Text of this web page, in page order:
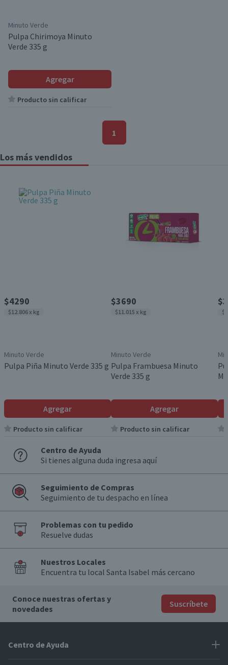
Minuto Verde
Pulpa Chirimoya Minuto
Verde 335 g
Agregar
Producto sin calificar
1
Los más vendidos
$4290
$12.806 x kg
Minuto Verde
Pulpa Piña Minuto Verde 335 g
Agregar
Producto sin calificar
$3690
$11.015 x kg
Minuto Verde
Pulpa Frambuesa Minuto
Verde 335 g
Agregar
Producto sin calificar
Centro de Ayuda
Si tienes alguna duda ingresa aquí
Seguimiento de Compras
Seguimiento de tu despacho en línea
Problemas con tu pedido
Resuelve dudas
Nuestros Locales
Encuentra tu local Santa Isabel más cercano
Conoce nuestras ofertas y
novedades
Suscríbete
Centro de Ayuda